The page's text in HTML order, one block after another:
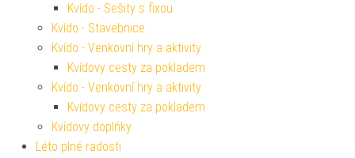
Kvído - Sešity s fixou
Kvído - Stavebnice
Kvído - Venkovní hry a aktivity
Kvídovy cesty za pokladem
Kvído - Venkovní hry a aktivity
Kvídovy cesty za pokladem
Kvídovy doplňky
Léto plné radosti